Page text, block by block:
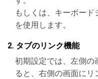
もしくは、キーボー
を使用します。
2. タブのリンク機能
初期設定では、左側の
ると、右側の画面にリ